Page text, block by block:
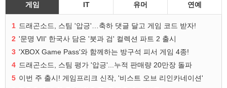
게임 IT 유머 연예
1 드래곤소드, 스팀 '압긍'…축하 댓글 달고 게임 코드 받자!
2 '문명 VII' 한국사 담은 '붓과 검' 컬렉션 파트 2 출시
3 'XBOX Game Pass'와 함께하는 방구석 피서 게임 4종!
4 드래곤소드, 스팀 평가 '압긍'...누적 판매량 20만장 돌파
5 이번 주 출시! 게임프리크 신작, '비스트 오브 리인카네이션'